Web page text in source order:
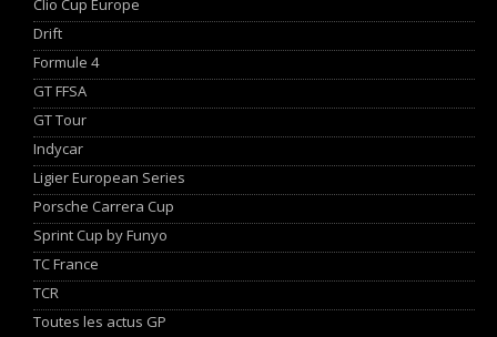
Clio Cup Europe
Drift
Formule 4
GT FFSA
GT Tour
Indycar
Ligier European Series
Porsche Carrera Cup
Sprint Cup by Funyo
TC France
TCR
Toutes les actus GP